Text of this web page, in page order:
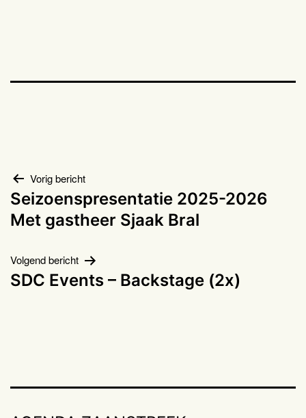
Bericht
navigatie
Vorig bericht
Seizoenspresentatie 2025-2026
Met gastheer Sjaak Bral
Volgend bericht
SDC Events – Backstage (2x)